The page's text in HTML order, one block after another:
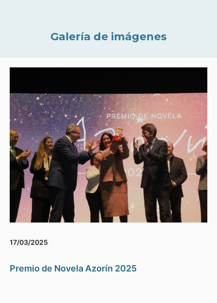
Galería de imágenes
17/03/2025
Premio de Novela Azorín 2025